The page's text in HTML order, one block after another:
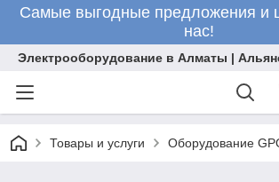
Самые выгодные предложения и
нас!
Электрооборудование в Алматы |
Товары и услуги Оборудование